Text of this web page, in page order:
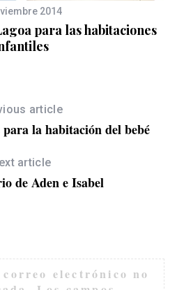
2014
para las habitaciones
article
para la habitación del bebé
article
de Aden e Isabel
electrónico no